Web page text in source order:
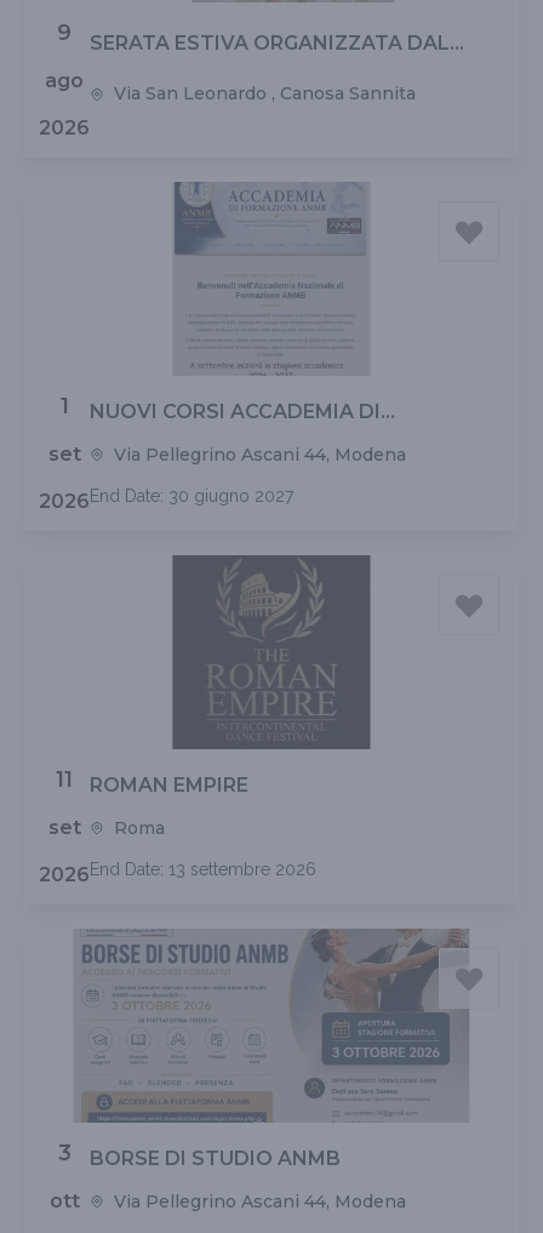
9
ago
2026
SERATA ESTIVA ORGANIZZATA DAL
E MOLISE
Via San Leonardo , Canosa Sannita
1
set
2026
NUOVI CORSI ACCADEMIA DI
Via Pellegrino Ascani 44, Modena
End Date: 30 giugno 2027
11
set
2026
ROMAN EMPIRE
Roma
End Date: 13 settembre 2026
3
ott
BORSE DI STUDIO ANMB
Via Pellegrino Ascani 44, Modena